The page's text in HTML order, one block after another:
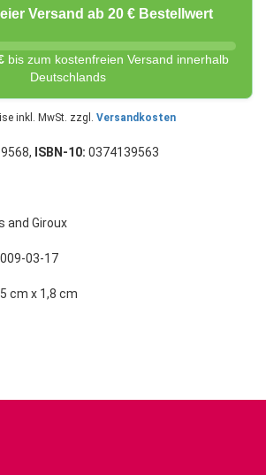
Versand ab 20 € Bestellwert
bis zum kostenfreien Versand innerhalb
Deutschlands
inkl. MwSt. zzgl. Versandkosten
ISBN-10: 0374139563
and Giroux
03-17
cm x 1,8 cm